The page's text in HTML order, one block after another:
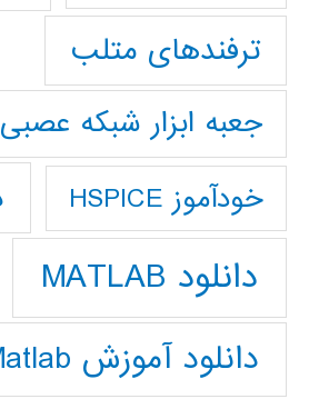
ترفندهای متلب
جعبه ابزار شبکه عصبی
خودآموز HSPICE
دانلود MATLAB
دانلود آموزش Matlab